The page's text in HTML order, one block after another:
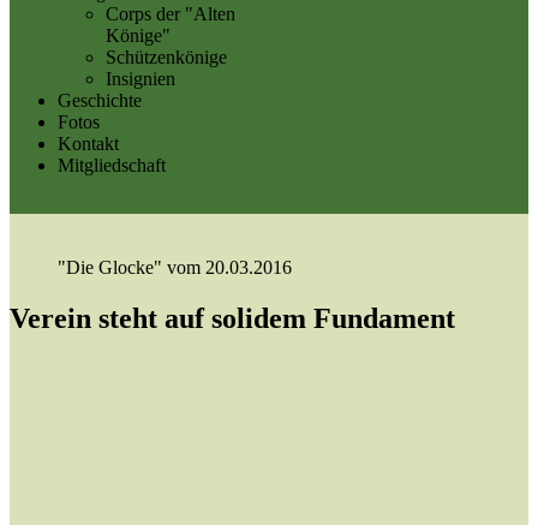
Corps der "Alten
Könige"
Schützenkönige
Insignien
Geschichte
Fotos
Kontakt
Mitgliedschaft
"Die Glocke" vom 20.03.2016
Verein steht auf solidem Fundament